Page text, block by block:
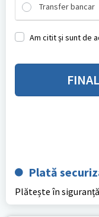
Transfer bancar
Am citit și sunt de
Plată
Plătește în siguranță